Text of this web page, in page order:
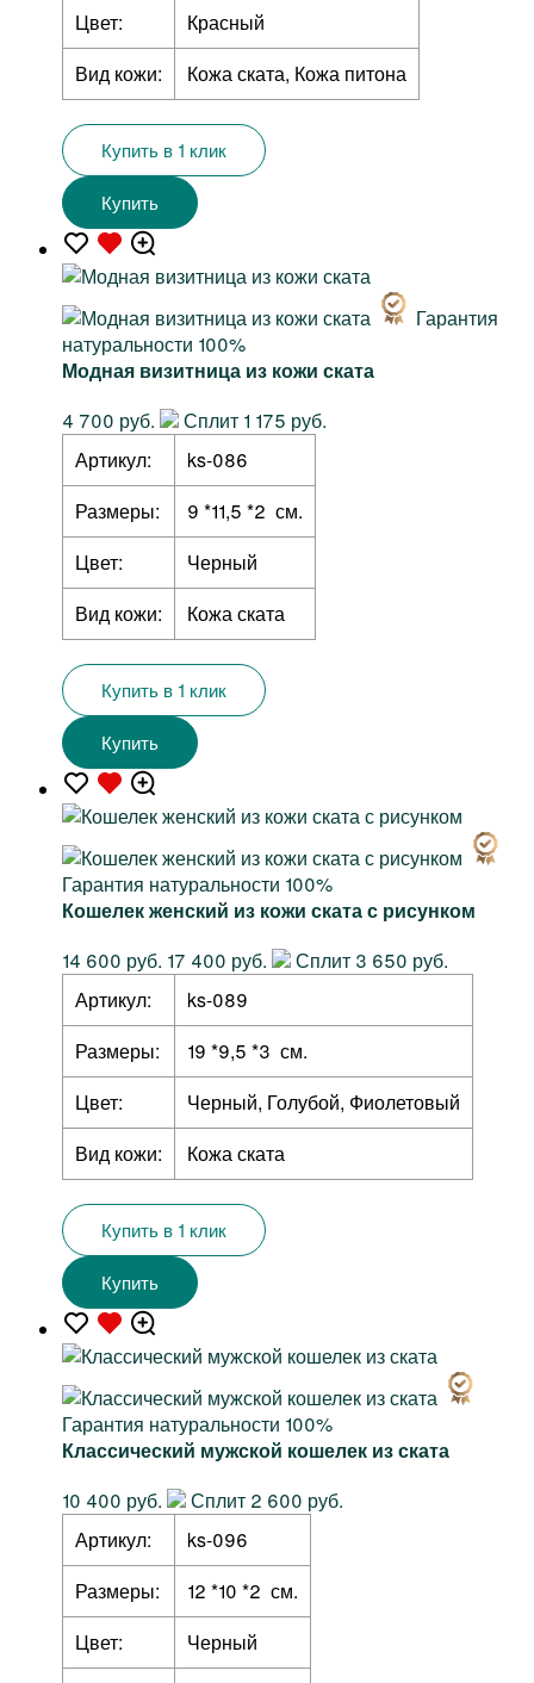
Цвет:
Красный
Вид кожи:
Кожа ската, Кожа питона
Купить в 1 клик
Купить
Гарантия
натуральности 100%
Модная визитница из кожи ската
4 700 руб.
Сплит 1 175 руб.
Артикул:
ks-086
Размеры:
9 *11,5 *2 см.
Цвет:
Черный
Вид кожи:
Кожа ската
Купить в 1 клик
Купить
Гарантия натуральности 100%
Кошелек женский из кожи ската с рисунком
14 600 руб. 17 400 руб.
Сплит 3 650 руб.
Артикул:
ks-089
Размеры:
19 *9,5 *3 см.
Цвет:
Черный, Голубой, Фиолетовый
Вид кожи:
Кожа ската
Купить в 1 клик
Купить
Гарантия натуральности 100%
Классический мужской кошелек из ската
10 400 руб.
Сплит 2 600 руб.
Артикул:
ks-096
Размеры:
12 *10 *2 см.
Цвет:
Черный